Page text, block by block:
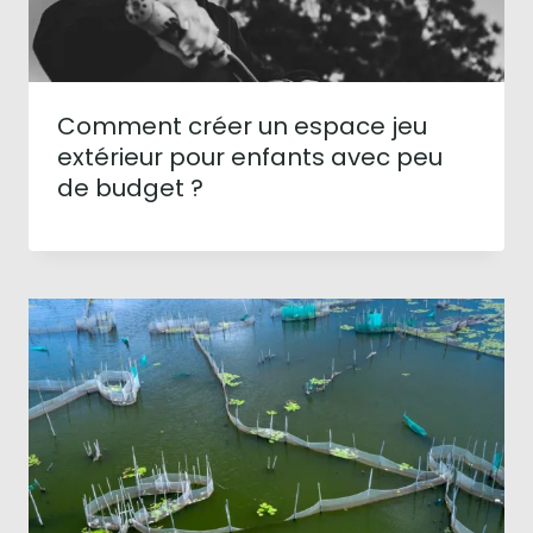
Comment créer un espace jeu
extérieur pour enfants avec peu
de budget ?